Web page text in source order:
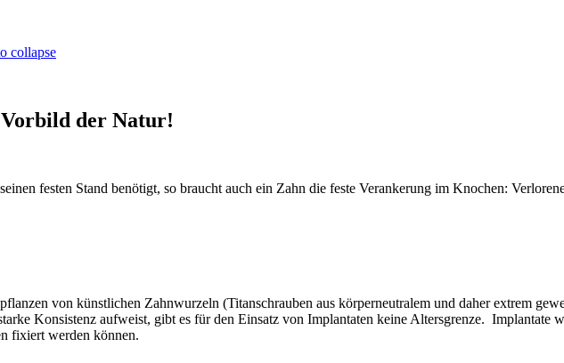
collapse
Vorbild der Natur!
festen Stand benötigt, so braucht auch ein Zahn die feste Verankerung im Knochen:
von künstlichen Zahnwurzeln (Titanschrauben aus körperneutralem und daher extrem
Konsistenz aufweist, gibt es für den Einsatz von Implantaten keine Altersgrenze. Implantate
fixiert werden können.